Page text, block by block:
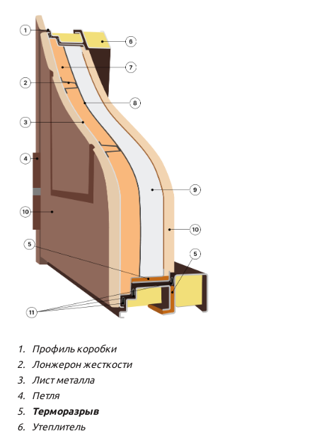
Профиль коробки
Лонжерон жесткости
Лист металла
Петля
Терморазрыв
Утеплитель